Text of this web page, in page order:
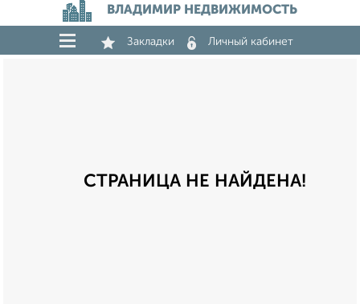
ВЛАДИМИР НЕДВИЖИМОСТЬ
Закладки Личный кабинет
СТРАНИЦА НЕ НАЙДЕНА!